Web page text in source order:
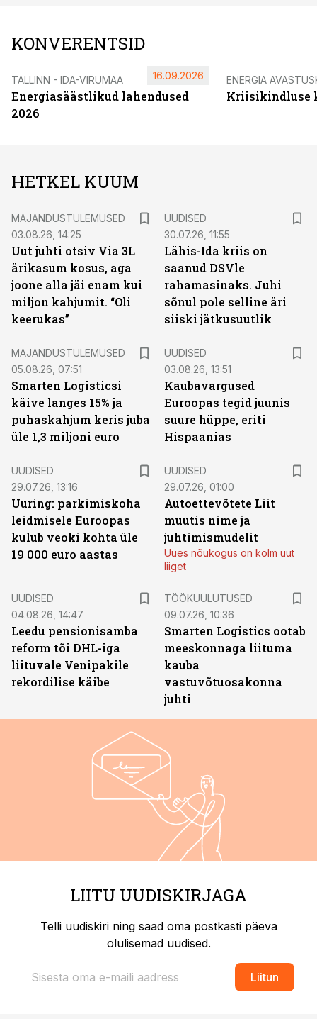
KONVERENTSID
TALLINN - IDA-VIRUMAA
Energiasäästlikud lahendused
2026
16.09.2026 ENERGIA
Kriisikindluse
HETKEL KUUM
MAJANDUSTULEMUSED
03.08.26, 14:25
Uut juhti otsiv Via 3L
ärikasum kosus, aga
joone alla jäi enam kui
miljon kahjumit. “Oli
keerukas”
UUDISED
30.07.26, 11:55
Lähis-Ida kriis on
saanud DSVle
rahamasinaks. Juhi
sõnul pole selline äri
siiski jätkusuutlik
MAJANDUSTULEMUSED
05.08.26, 07:51
Smarten Logisticsi
käive langes 15% ja
puhaskahjum keris juba
üle 1,3 miljoni euro
UUDISED
03.08.26, 13:51
Kaubavargused
Euroopas tegid juunis
suure hüppe, eriti
Hispaanias
UUDISED
29.07.26, 13:16
Uuring: parkimiskoha
leidmisele Euroopas
kulub veoki kohta üle
19 000 euro aastas
UUDISED
29.07.26, 01:00
Autoettevõtete Liit
muutis nime ja
juhtimismudelit
Uues nõukogus on kolm uut
liiget
UUDISED
04.08.26, 14:47
Leedu pensionisamba
reform tõi DHL-iga
liituvale Venipakile
rekordilise käibe
TÖÖKUULUTUSED
09.07.26, 10:36
Smarten Logistics ootab
meeskonnaga liituma
kauba
vastuvõtuosakonna
juhti
LIITU UUDISKIRJAGA
Telli uudiskiri ning saad oma postkasti päeva
olulisemad uudised.
Liitun